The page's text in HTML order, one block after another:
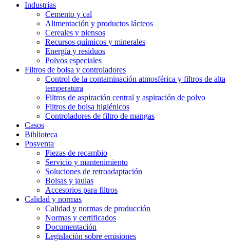
Industrias
Cemento y cal
Alimentación y productos lácteos
Cereales y piensos
Recursos químicos y minerales
Energía y residuos
Polvos especiales
Filtros de bolsa y controladores
Control de la contaminación atmosférica y filtros de alta
temperatura
Filtros de aspiración central y aspiración de polvo
Filtros de bolsa higiénicos
Controladores de filtro de mangas
Casos
Biblioteca
Posventa
Piezas de recambio
Servicio y mantenimiento
Soluciones de retroadaptación
Bolsas y jaulas
Accesorios para filtros
Calidad y normas
Calidad y normas de producción
Normas y certificados
Documentación
Legislación sobre emisiones